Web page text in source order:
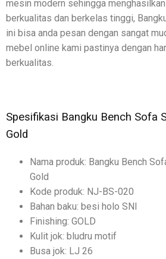
mesin modern sehingga
berkualitas dan berkelas tinggi,
ini bisa anda pesan dengan sangat
mebel online kami pastinya dengan
berkualitas.
Spesifikasi Bangku Bench Sofa
Gold
Nama produk: Bangku Bench
Gold
Kode produk: NJ-BS-020
Bahan baku: besi holo SNI
Finishing: GOLD
Kulit jok: bludru motif
Busa jok: LJ 26